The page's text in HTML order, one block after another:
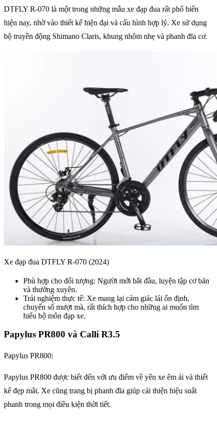
DTFLY R-070 là một trong những mẫu xe đạp đua rất phổ biến
hiện nay, nhờ vào thiết kế hiện đại và cấu hình hợp lý. Xe sử dụng
bộ truyền động Shimano Claris, khung nhôm nhẹ và phanh đĩa cơ.
Xe đạp đua DTFLY R-070 (2024)
Phù hợp cho đối tượng: Người mới bắt đầu, luyện tập cơ bản
và thường xuyên.
Trải nghiệm thực tế: Xe mang lại cảm giác lái ổn định,
chuyển số mượt mà, rất thích hợp cho những ai muốn tìm
hiểu bộ môn đạp xe.
Papylus PR800 và Calli R3.5
Papylus PR800:
Papylus PR800 được biết đến với ưu điểm về yên xe êm ái và thiết
kế đẹp mắt. Xe cũng trang bị phanh đĩa giúp cải thiện hiệu suất
phanh trong mọi điều kiện thời tiết.